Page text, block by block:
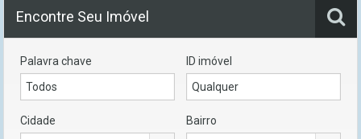
Encontre Seu Imóvel
Palavra chave ID imóvel
Cidade Bairro